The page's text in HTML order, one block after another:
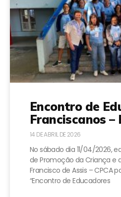
Encontro de
Franciscanos –
14 DE ABRIL DE 2026
No sábado dia 11/04/2026,
de Promoção da Criança e
Francisco de Assis – CPCA
“Encontro de Educadores